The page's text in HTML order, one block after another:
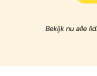
Bekijk nu alle